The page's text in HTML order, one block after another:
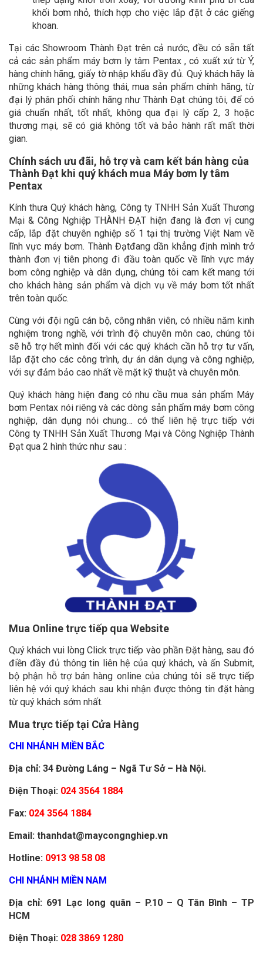
khối bơm nhỏ, thích hợp cho việc lắp đặt ở các giếng
khoan.
Tại các Showroom Thành Đạt trên cả nước, đều có sẵn tất
cả các sản phẩm máy bơm ly tâm Pentax , có xuất xứ từ Ý,
hàng chính hãng, giấy tờ nhập khẩu đầy đủ. Quý khách hãy là
những khách hàng thông thái, mua sản phẩm chính hãng, từ
đại lý phân phối chính hãng như Thành Đạt chúng tôi, để có
giá chuẩn nhất, tốt nhất, không qua đại lý cấp 2, 3 hoặc
thương mại, sẽ có giá không tốt và bảo hành rất mất thời
gian.
Chính sách ưu đãi, hỗ trợ và cam kết bán hàng của
Thành Đạt khi quý khách mua Máy bơm ly tâm
Pentax
Kính thưa Quý khách hàng, Công ty TNHH Sản Xuất Thương
Mại & Công Nghiệp THÀNH ĐẠT hiện đang là đơn vị cung
cấp, lắp đặt chuyên nghiệp số 1 tại thị trường Việt Nam về
lĩnh vực máy bơm. Thành Đạtđang dần khẳng định mình trở
thành đơn vị tiên phong đi đầu toàn quốc về lĩnh vực máy
bơm công nghiệp và dân dụng, chúng tôi cam kết mang tới
cho khách hàng sản phẩm và dịch vụ về máy bơm tốt nhất
trên toàn quốc.
Cùng với đội ngũ cán bộ, công nhân viên, có nhiều năm kinh
nghiệm trong nghề, với trình độ chuyên môn cao, chúng tôi
sẽ hỗ trợ hết mình đối với các quý khách cần hỗ trợ tư vấn,
lắp đặt cho các công trình, dự án dân dụng và công nghiệp,
với sự đảm bảo cao nhất về mặt kỹ thuật và chuyên môn.
Quý khách hàng hiện đang có nhu cầu mua sản phẩm Máy
bơm Pentax nói riêng và các dòng sản phẩm máy bơm công
nghiệp, dân dụng nói chung… có thể liên hệ trực tiếp với
Công ty TNHH Sản Xuất Thương Mại và Công Nghiệp Thành
Đạt qua 2 hình thức như sau :
Mua Online trực tiếp qua Website
Quý khách vui lòng Click trực tiếp vào phần Đặt hàng, sau đó
điền đầy đủ thông tin liên hệ của quý khách, và ấn Submit,
bộ phận hỗ trợ bán hàng online của chúng tôi sẽ trực tiếp
liên hệ với quý khách sau khi nhận được thông tin đặt hàng
từ quý khách sớm nhất.
Mua trực tiếp tại Cửa Hàng
CHI NHÁNH MIỀN BẮC
Địa chỉ: 34 Đường Láng – Ngã Tư Sở – Hà Nội.
Điện Thoại: 024 3564 1884
Fax: 024 3564 1884
Email: thanhdat@maycongnghiep.vn
Hotline: 0913 98 58 08
CHI NHÁNH MIỀN NAM
Địa chỉ: 691 Lạc long quân – P.10 – Q Tân Bình – TP
HCM
Điện Thoại: 028 3869 1280